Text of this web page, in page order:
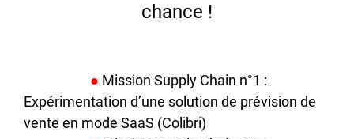
chance !
● Mission Supply Chain n°1 :
Expérimentation d’une solution de prévision de
vente en mode SaaS (Colibri)